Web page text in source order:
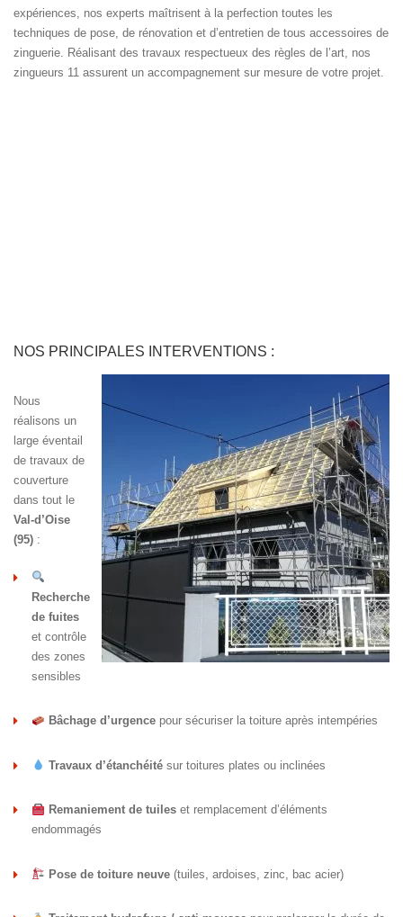
expériences, nos experts maîtrisent à la perfection toutes les
techniques de pose, de rénovation et d’entretien de tous accessoires de
zinguerie. Réalisant des travaux respectueux des règles de l’art, nos
zingueurs 11 assurent un accompagnement sur mesure de votre projet.
NOS PRINCIPALES INTERVENTIONS :
Nous
réalisons un
large éventail
de travaux de
couverture
dans tout le
Val-d’Oise
(95) :
Recherche
de fuites
et contrôle
des zones
sensibles
Bâchage d’urgencepour sécuriser la toiture après intempéries
Travaux d’étanchéitésur toitures plates ou inclinées
Remaniement de tuileset remplacement d’éléments
endommagés
Pose de toiture neuve(tuiles, ardoises, zinc, bac acier)